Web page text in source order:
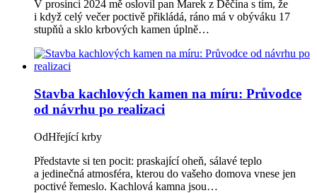
V prosinci 2024 mě oslovil pan Marek z Děčína s tím, že
i když celý večer poctivě přikládá, ráno má v obýváku 17
stupňů a sklo krbových kamen úplně…
Stavba kachlových kamen na míru: Průvodce
od návrhu po realizaci
OdHřející krby
Představte si ten pocit: praskající oheň, sálavé teplo
a jedinečná atmosféra, kterou do vašeho domova vnese jen
poctivé řemeslo. Kachlová kamna jsou…